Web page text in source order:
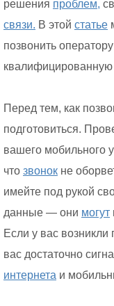
решения проблем,
связи. В этой статье
позвонить
Перед тем, как
подготовиться.
вашего мобильного
что звонок не
имейте под рукой
данные — они могут
Если у вас возникли
вас достаточно
интернета и